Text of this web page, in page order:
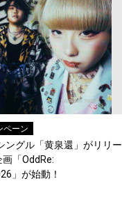
ペーン
ングル「黄泉還」がリリー
「OddRe:
」が始動！